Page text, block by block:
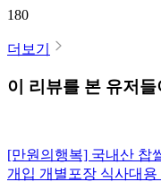
180
더보기
이 리뷰를 본 유저
[만원의행복] 국내산 찹
개입 개별포장 식사대